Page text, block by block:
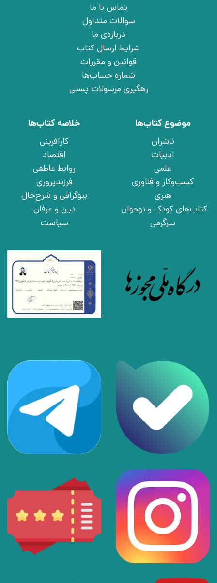
تماس با ما
سوالات متداول
درباره‌ی ما
شرایط ارسال کتاب
قوانین و مقررات
شماره حساب‌ها
رهگیری مرسولات پستی
موضوع کتاب‌ها
ناشران
ادبیات
علمی
کسب‌وکار و فناوری
هنری
کتاب‌های کودک و نوجوان
سرگرمی
خلاصه کتاب‌ها
کارآفرینی
اقتصاد
روابط عاطفی
فرزندپروری
بیوگرافی و شرح‌حال
دین و عرفان
سیاست